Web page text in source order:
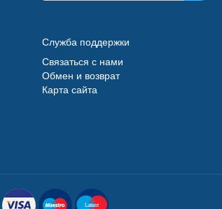
Служба поддержки
Связаться с нами
Обмен и возврат
Карта сайта
Latest